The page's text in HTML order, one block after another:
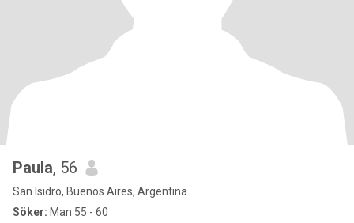
Paula, 56
San Isidro, Buenos Aires, Argentina
Söker: Man 55 - 60